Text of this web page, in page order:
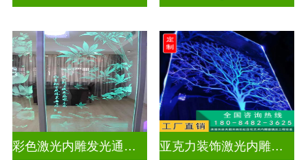
彩色激光内雕发光通电玻璃 亚克力装饰激光内雕屏风